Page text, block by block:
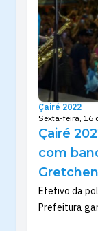
Çairé 2022
Sexta-feira, 16
Çairé
com
Efetivo da
Prefeitura